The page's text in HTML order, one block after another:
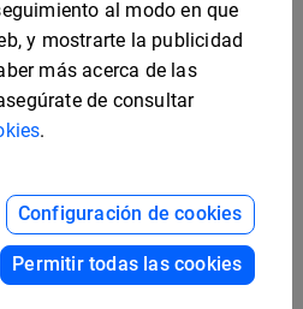
Ejemplo de prospecto
universitario digital
al modo en que
y mostrarte la publicidad
más acerca de las
de consultar
.
Configuración de cookies
Permitir todas las cookies